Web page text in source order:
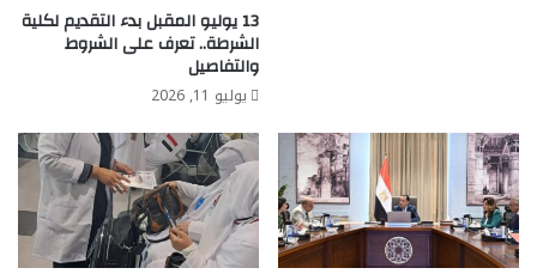
13 يوليو المقبل بدء التقديم لكلية
الشرطة.. تعرف على الشروط
والتفاصيل
يوليو 11, 2026